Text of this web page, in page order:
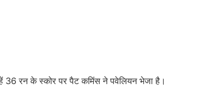
36 रन के स्कोर पर पैट कमिंस ने पवेलियन भेजा है।